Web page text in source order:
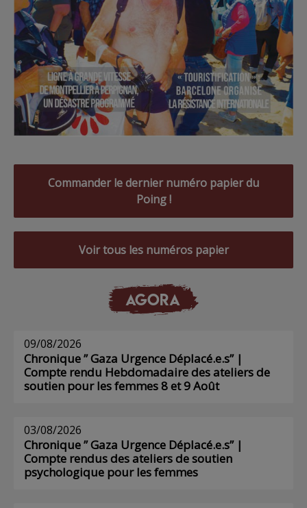
Commander le dernier numéro papier du
Poing !
Voir tous les numéros papier
AGORA
09/08/2026
Chronique ” Gaza Urgence Déplacé.e.s” |
Compte rendu Hebdomadaire des ateliers de
soutien pour les femmes 8 et 9 Août
03/08/2026
Chronique ” Gaza Urgence Déplacé.e.s” |
Compte rendus des ateliers de soutien
psychologique pour les femmes